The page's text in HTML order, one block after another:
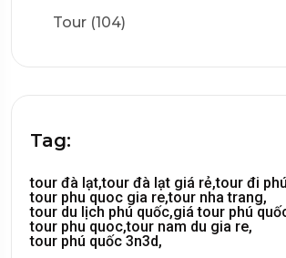
Tour (104)
Tag:
tour đà lạt,tour đà lạt giá rẻ,tour đi
tour phu quoc gia re,tour nha trang,
tour du lịch phú quốc,giá tour phú
tour phu quoc,tour nam du gia re,
tour phú quốc 3n3d,